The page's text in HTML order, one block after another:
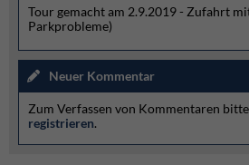
Tour gemacht am 2.9.2019 - Zufahrt
Parkprobleme)
Neuer Kommentar
Zum Verfassen von Kommentaren bitte
registrieren.